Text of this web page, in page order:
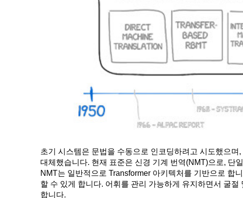
초기 시스템은 문법을 수동으로 인코딩하려고 시도했으
대체했습니다. 현재 표준은 신경 기계 번역(NMT)으로, 단
NMT는 일반적으로 Transformer 아키텍처를 기반으로 합
할 수 있게 합니다. 어휘를 관리 가능하게 유지하면서 굴
합니다.